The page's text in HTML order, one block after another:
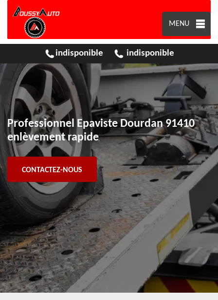
MENU
indisponible indisponible
Professionnel Epaviste Dourdan 91410
enlèvement rapide
CONTACTEZ-NOUS